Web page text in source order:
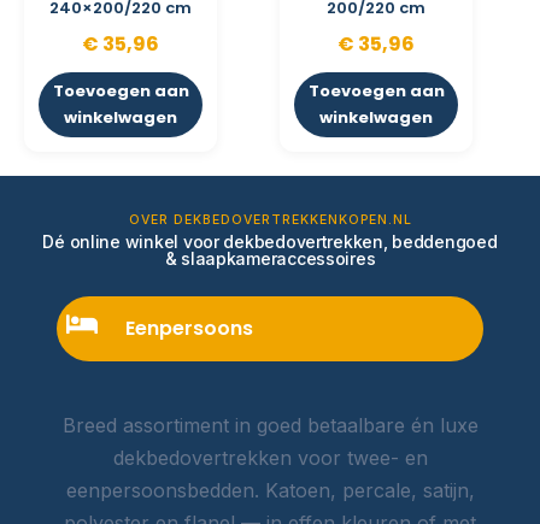
240×200/220 cm
€ 35,96
Toevoegen aan
winkelwagen
200/220 cm
€ 35,96
Toevoegen aan
winkelwagen
OVER DEKBEDOVERTREKKENKOPEN.NL
Dé online winkel voor dekbedovertrekken, beddengoed
& slaapkameraccessoires
Eenpersoons
Breed assortiment in goed betaalbare én luxe
dekbedovertrekken voor twee- en
eenpersoonsbedden. Katoen, percale, satijn,